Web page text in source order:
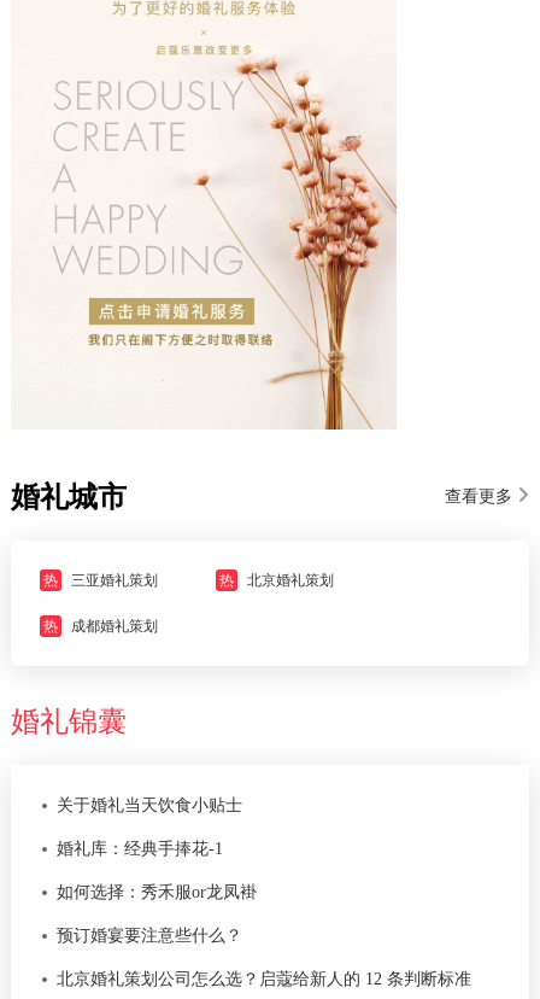
婚礼城市 查看更多
热 三亚婚礼策划 热 北京婚礼策划
热 成都婚礼策划
婚礼锦囊
关于婚礼当天饮食小贴士
婚礼库：经典手捧花-1
如何选择：秀禾服or龙凤褂
预订婚宴要注意些什么？
北京婚礼策划公司怎么选？启蔻给新人的 12 条判断标准